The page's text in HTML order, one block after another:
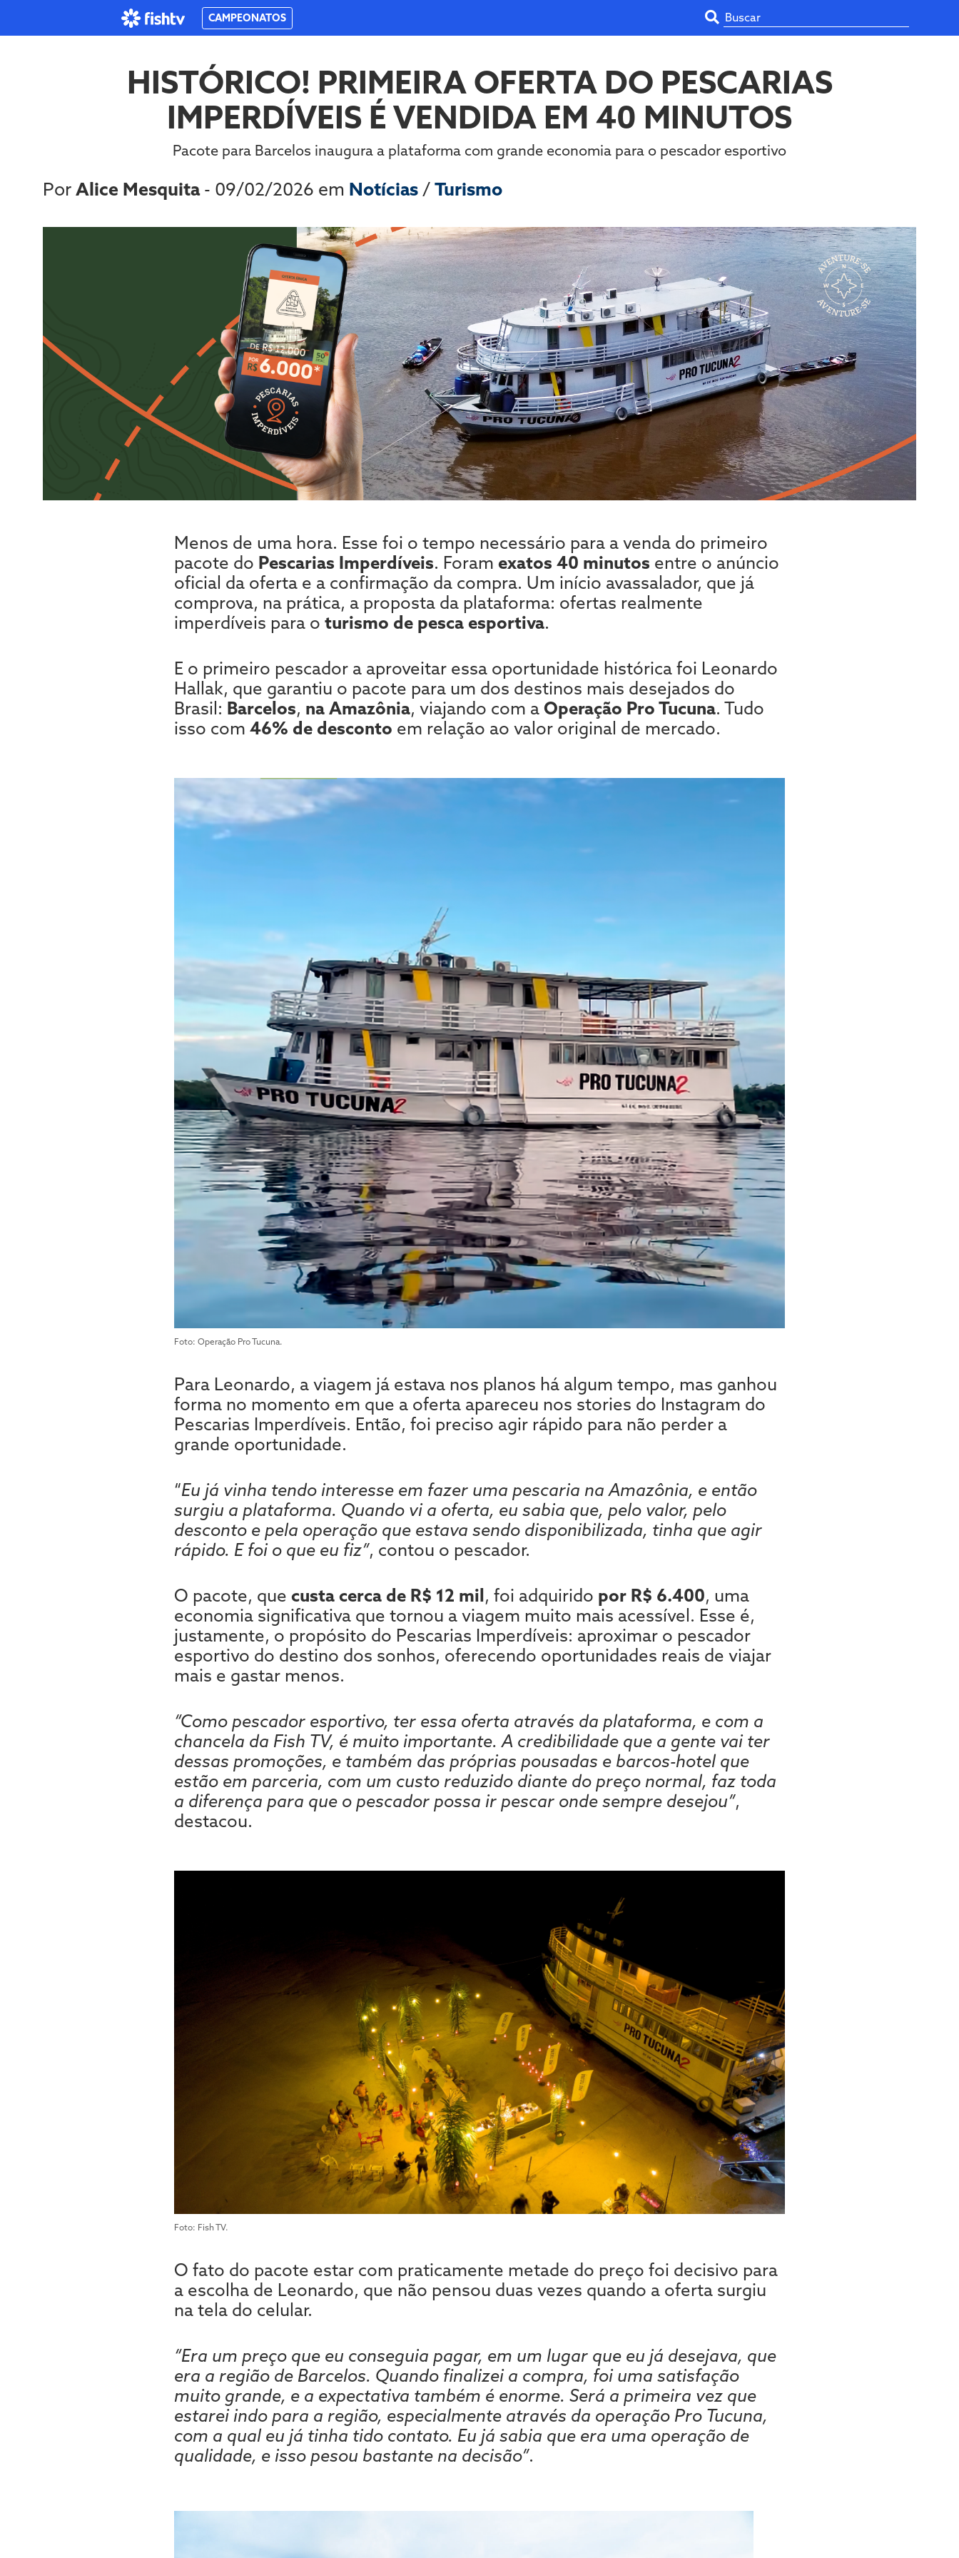
CAMPEONATOS
HISTÓRICO! PRIMEIRA OFERTA DO PESCARIAS
IMPERDÍVEIS É VENDIDA EM 40 MINUTOS
Pacote para Barcelos inaugura a plataforma com grande economia para o pescador esportivo
PorAlice Mesquita- 09/02/2026 em Notícias/Turismo
Menos de uma hora. Esse foi o tempo necessário para a venda do primeiro
pacote do Pescarias Imperdíveis. Foram exatos 40 minutos entre o anúncio
oficial da oferta e a confirmação da compra. Um início avassalador, que já
comprova, na prática, a proposta da plataforma: ofertas realmente
imperdíveis para o turismo de pesca esportiva.
E o primeiro pescador a aproveitar essa oportunidade histórica foi Leonardo
Hallak, que garantiu o pacote para um dos destinos mais desejados do
Brasil: Barcelos, na Amazônia, viajando com a Operação Pro Tucuna. Tudo
isso com 46% de desconto em relação ao valor original de mercado.
Foto: Operação Pro Tucuna.
Para Leonardo, a viagem já estava nos planos há algum tempo, mas ganhou
forma no momento em que a oferta apareceu nos stories do Instagram do
Pescarias Imperdíveis. Então, foi preciso agir rápido para não perder a
grande oportunidade.
“Eu já vinha tendo interesse em fazer uma pescaria na Amazônia, e então
surgiu a plataforma. Quando vi a oferta, eu sabia que, pelo valor, pelo
desconto e pela operação que estava sendo disponibilizada, tinha que agir
rápido. E foi o que eu fiz”, contou o pescador.
O pacote, que custa cerca de R$ 12 mil, foi adquirido por R$ 6.400, uma
economia significativa que tornou a viagem muito mais acessível. Esse é,
justamente, o propósito do Pescarias Imperdíveis: aproximar o pescador
esportivo do destino dos sonhos, oferecendo oportunidades reais de viajar
mais e gastar menos.
“Como pescador esportivo, ter essa oferta através da plataforma, e com a
chancela da Fish TV, é muito importante. A credibilidade que a gente vai ter
dessas promoções, e também das próprias pousadas e barcos-hotel que
estão em parceria, com um custo reduzido diante do preço normal, faz toda
a diferença para que o pescador possa ir pescar onde sempre desejou”,
destacou.
Foto: Fish TV.
O fato do pacote estar com praticamente metade do preço foi decisivo para
a escolha de Leonardo, que não pensou duas vezes quando a oferta surgiu
na tela do celular.
“Era um preço que eu conseguia pagar, em um lugar que eu já desejava, que
era a região de Barcelos. Quando finalizei a compra, foi uma satisfação
muito grande, e a expectativa também é enorme. Será a primeira vez que
estarei indo para a região, especialmente através da operação Pro Tucuna,
com a qual eu já tinha tido contato. Eu já sabia que era uma operação de
qualidade, e isso pesou bastante na decisão”.